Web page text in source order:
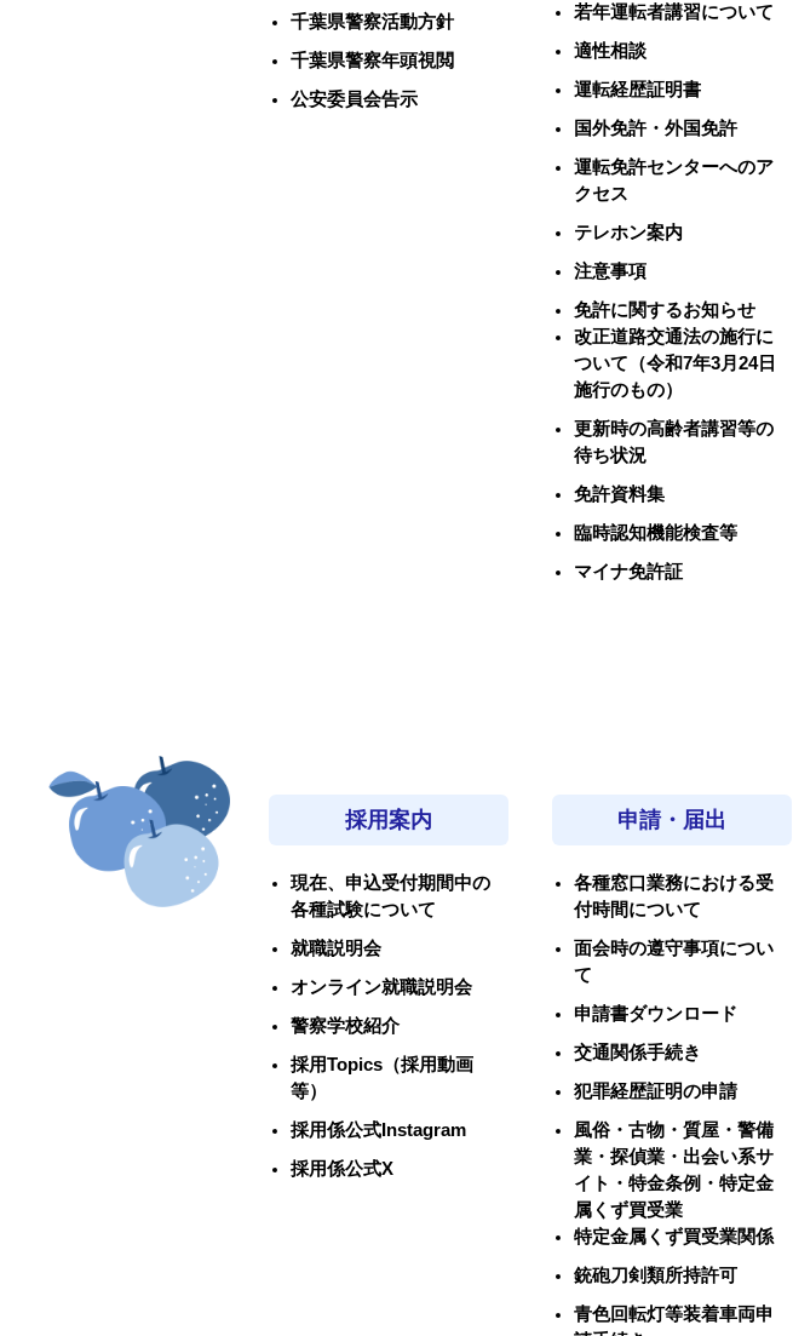
千葉県警察活動方針
千葉県警察年頭視閲
公安委員会告示
若年運転者講習について
適性相談
運転経歴証明書
国外免許・外国免許
運転免許センターへのア
クセス
テレホン案内
注意事項
免許に関するお知らせ
改正道路交通法の施行に
ついて（令和7年3月24日
施行のもの）
更新時の高齢者講習等の
待ち状況
免許資料集
臨時認知機能検査等
マイナ免許証
採用案内
現在、申込受付期間中の
各種試験について
就職説明会
オンライン就職説明会
警察学校紹介
採用Topics（採用動画
等）
採用係公式Instagram
採用係公式X
申請・届出
各種窓口業務における受
付時間について
面会時の遵守事項につい
て
申請書ダウンロード
交通関係手続き
犯罪経歴証明の申請
風俗・古物・質屋・警備
業・探偵業・出会い系サ
イト・特金条例・特定金
属くず買受業
特定金属くず買受業関係
銃砲刀剣類所持許可
青色回転灯等装着車両申